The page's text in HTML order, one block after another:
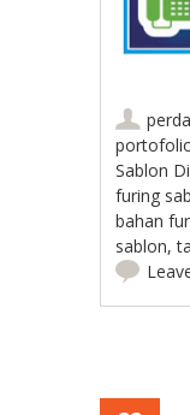
Sablon
furing
bahan
sablon,